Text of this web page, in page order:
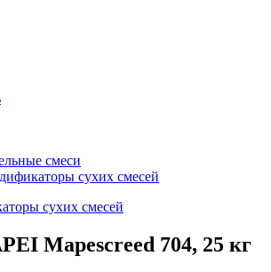
смеси
сухих смесей
сухих смесей
Mapescreed 704, 25 кг